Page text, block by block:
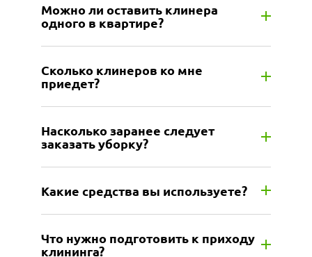
Можно ли оставить клинера
одного в квартире?
Сколько клинеров ко мне
приедет?
Насколько заранее следует
заказать уборку?
Какие средства вы используете?
Что нужно подготовить к приходу
клининга?